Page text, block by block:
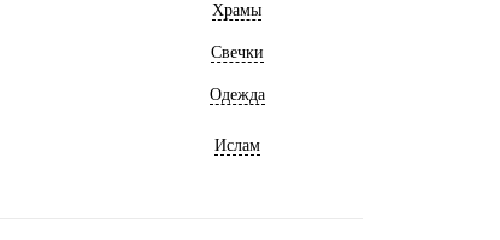
Храмы
Свечки
Одежда
Ислам